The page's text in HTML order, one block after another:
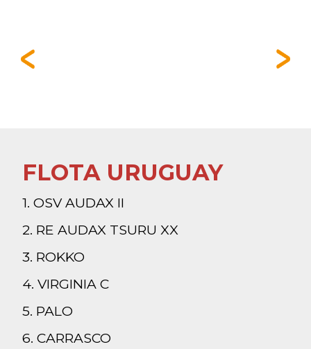
FLOTA URUGUAY
1. OSV AUDAX II
2. RE AUDAX TSURU XX
3. ROKKO
4. VIRGINIA C
5. PALO
6. CARRASCO